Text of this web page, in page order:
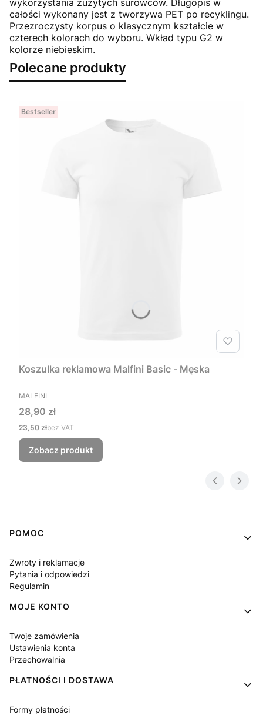
całości wykonany jest z tworzywa PET po recyklingu.
Przezroczysty korpus o klasycznym kształcie w
czterech kolorach do wyboru. Wkład typu G2 w
kolorze niebieskim.
Polecane produkty
Bestseller
Koszulka reklamowa Malfini Basic - Męska
PRODUCENT
MALFINI
Cena
28,90 zł
Cena
23,50 złbez VAT
Zobacz produkt
Linki w stopce
POMOC
Zwroty i reklamacje
Pytania i odpowiedzi
Regulamin
MOJE KONTO
Twoje zamówienia
Ustawienia konta
Przechowalnia
PŁATNOŚCI I DOSTAWA
Formy płatności